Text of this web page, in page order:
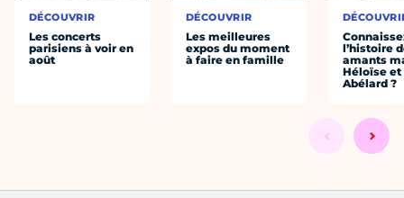
DÉCOUVRIR
Les concerts
parisiens à voir en
août
DÉCOUVRIR
Les meilleures
expos du moment
à faire en famille
l’histoire
amants
Héloïse et
Abélard ?